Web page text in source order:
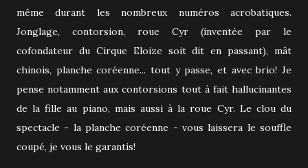
même durant les nombreux numéros acrobatiques.
Jonglage, contorsion, roue Cyr (inventée par le
cofondateur du Cirque Eloize soit dit en passant), mât
chinois, planche coréenne... tout y passe, et avec brio! Je
pense notamment aux contorsions tout à fait hallucinantes
de la fille au piano, mais aussi à la roue Cyr. Le clou du
spectacle - la planche coréenne - vous laissera le souffle
coupé, je vous le garantis!